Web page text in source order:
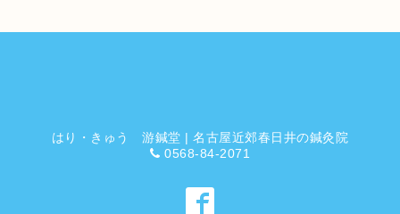
はり・きゅう 游鍼堂 | 名古屋近郊春日井の鍼灸院
0568-84-2071